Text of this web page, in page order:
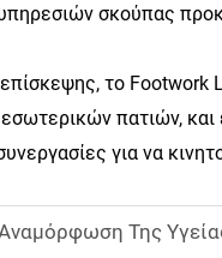
σκούπας
το Footwork
πατιών, και
για να
Της